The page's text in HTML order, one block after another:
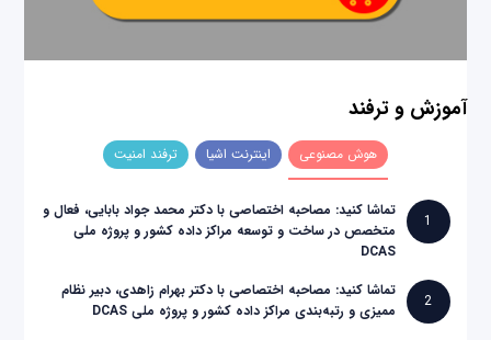
آموزش و ترفند
هوش مصنوعی اینترنت اشیا ترفند امنیت
1
تماشا کنید: مصاحبه اختصاصی با دکتر محمد جواد بابایی، فعال و
متخصص در ساخت و توسعه مراکز داده کشور و پروژه ملی
DCAS
2
تماشا کنید: مصاحبه اختصاصی با دکتر بهرام زاهدی، دبیر نظام
ممیزی و رتبه‌بندی مراکز داده کشور و پروژه ملی DCAS